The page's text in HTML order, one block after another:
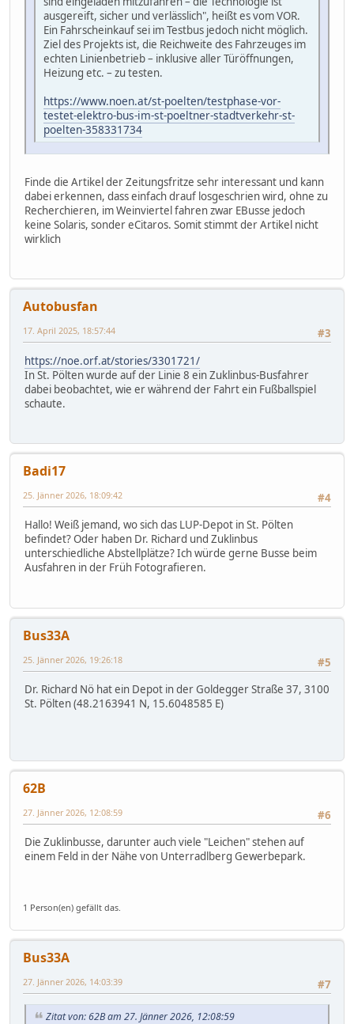
ausgereift, sicher und verlässlich", heißt es vom VOR.
Ein Fahrscheinkauf sei im Testbus jedoch nicht möglich.
Ziel des Projekts ist, die Reichweite des Fahrzeuges im
echten Linienbetrieb – inklusive aller Türöffnungen,
Heizung etc. – zu testen.
https://www.noen.at/st-poelten/testphase-vor-
testet-elektro-bus-im-st-poeltner-stadtverkehr-st-
poelten-358331734
Finde die Artikel der Zeitungsfritze sehr interessant und kann
dabei erkennen, dass einfach drauf losgeschrien wird, ohne zu
Recherchieren, im Weinviertel fahren zwar EBusse jedoch
keine Solaris, sonder eCitaros. Somit stimmt der Artikel nicht
wirklich
Autobusfan
#3
17. April 2025, 18:57:44
https://noe.orf.at/stories/3301721/
In St. Pölten wurde auf der Linie 8 ein Zuklinbus-Busfahrer
dabei beobachtet, wie er während der Fahrt ein Fußballspiel
schaute.
Badi17
#4
25. Jänner 2026, 18:09:42
Hallo! Weiß jemand, wo sich das LUP-Depot in St. Pölten
befindet? Oder haben Dr. Richard und Zuklinbus
unterschiedliche Abstellplätze? Ich würde gerne Busse beim
Ausfahren in der Früh Fotografieren.
Bus33A
#5
25. Jänner 2026, 19:26:18
Dr. Richard Nö hat ein Depot in der Goldegger Straße 37, 3100
St. Pölten (48.2163941 N, 15.6048585 E)
62B
#6
27. Jänner 2026, 12:08:59
Die Zuklinbusse, darunter auch viele "Leichen" stehen auf
einem Feld in der Nähe von Unterradlberg Gewerbepark.
1 Person(en) gefällt das.
Bus33A
#7
27. Jänner 2026, 14:03:39
Zitat von: 62B am 27. Jänner 2026, 12:08:59